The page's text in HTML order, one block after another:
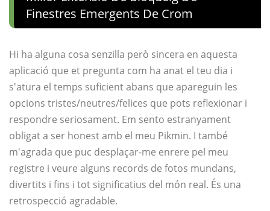
Finestres Emergents De Crom
Hi ha alguna cosa senzilla però sincera en aquesta
aplicació que et pregunta com ha anat el teu dia i
s'atura el temps suficient abans que apareguin les
opcions tristes/neutres/felices que pots reflexionar i
respondre seriosament. Em sento estranyament
obligat a ser honest amb el meu Pikmin. I també
m'agrada que puc desplaçar-me enrere pel meu
registre i veure alguns records de fotos mundans,
divertits i fins i tot significatius del món real. És una
retrospecció agradable.